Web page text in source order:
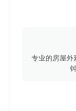
专业的房屋外